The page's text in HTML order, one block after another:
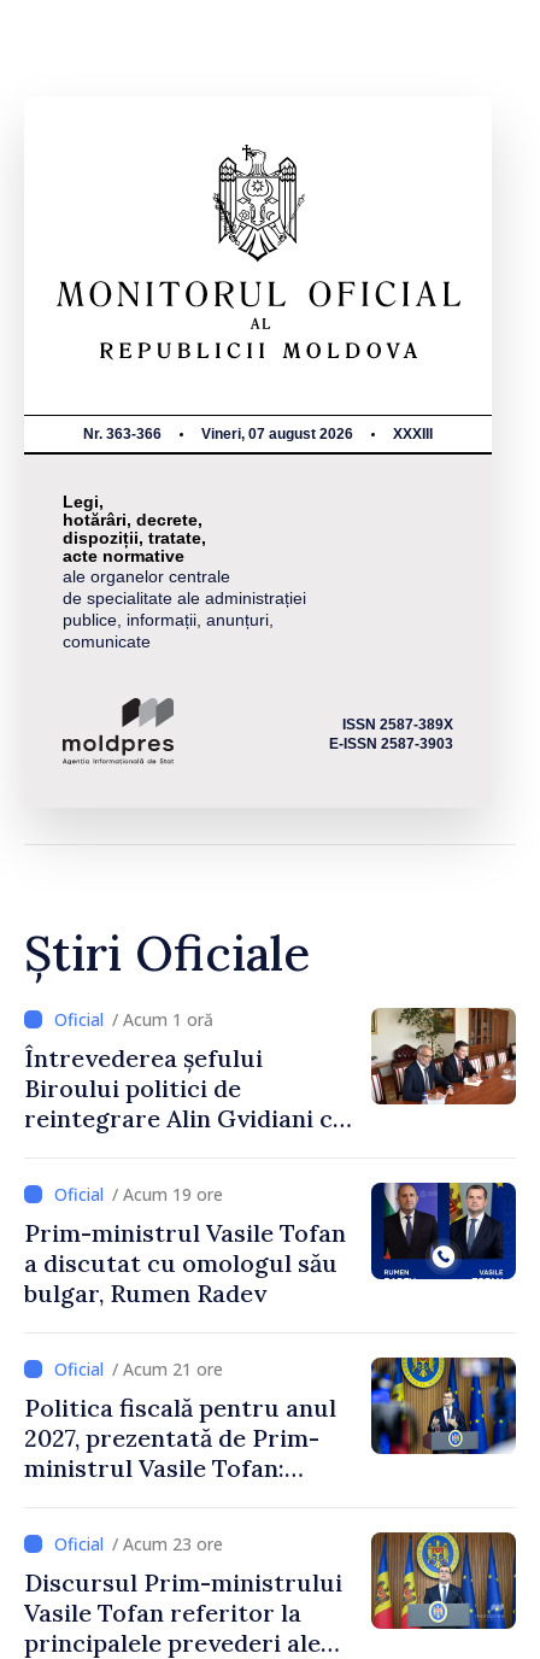
Nr. 363-366 Vineri, 07 august 2026 XXXIII
Legi,
hotărâri, decrete,
dispoziții, tratate,
acte normative
ale organelor centrale
de specialitate ale administrației
publice, informații, anunțuri,
comunicate
ISSN 2587-389X
E-ISSN 2587-3903
Știri Oficiale
/ Acum 1 oră
Întrevederea șefului
Biroului politici de
reintegrare Alin Gvidiani cu
Comitetului Internațional al
Crucii Roșii în Moldova
/ Acum 19 ore
Prim-ministrul Vasile Tofan
a discutat cu omologul său
bulgar, Rumen Radev
/ Acum 21 ore
Politica fiscală pentru anul
2027, prezentată de Prim-
ministrul Vasile Tofan:
stimularea investițiilor și o
taxare mai echitabilă
/ Acum 23 ore
Discursul Prim-ministrului
Vasile Tofan referitor la
principalele prevederi ale